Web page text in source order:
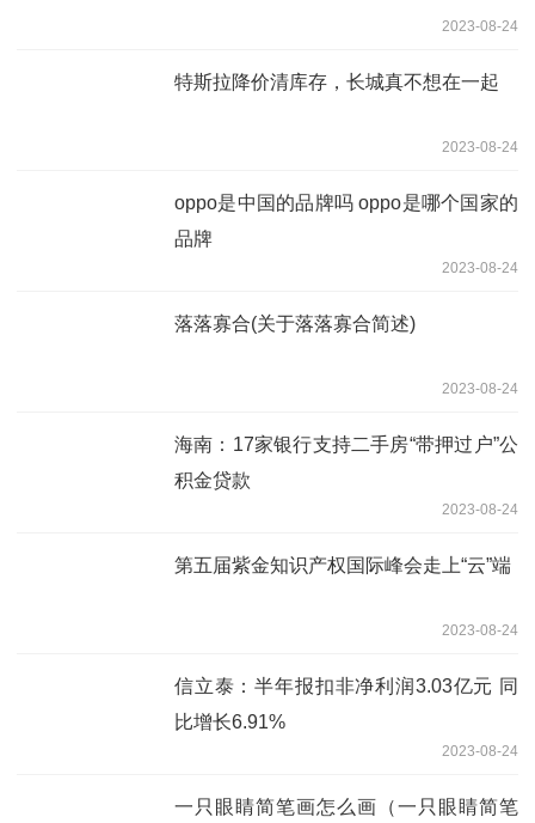
2023-08-24
特斯拉降价清库存，长城真不想在一起
2023-08-24
oppo是中国的品牌吗 oppo是哪个国家的
品牌
2023-08-24
落落寡合(关于落落寡合简述)
2023-08-24
海南：17家银行支持二手房“带押过户”公
积金贷款
2023-08-24
第五届紫金知识产权国际峰会走上“云”端
2023-08-24
信立泰：半年报扣非净利润3.03亿元 同
比增长6.91%
2023-08-24
一只眼睛简笔画怎么画（一只眼睛简笔